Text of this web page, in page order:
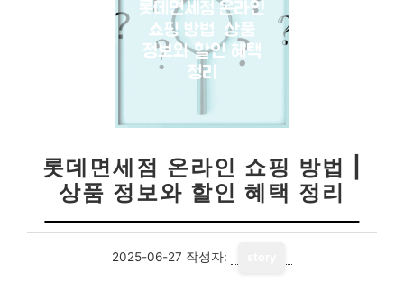
롯데면세점 온라인 쇼핑 방법 |
상품 정보와 할인 혜택 정리
2025-06-27 작성자: